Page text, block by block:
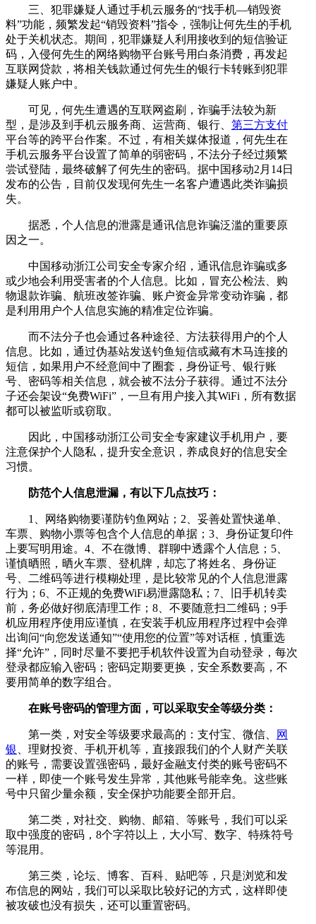
三、犯罪嫌疑人通过手机云服务的“找手机—销毁资
料”功能，频繁发起“销毁资料”指令，强制让何先生的手机
处于关机状态。期间，犯罪嫌疑人利用接收到的短信验证
码，入侵何先生的网络购物平台账号用白条消费，再发起
互联网贷款，将相关钱款通过何先生的银行卡转账到犯罪
嫌疑人账户中。
可见，何先生遭遇的互联网盗刷，诈骗手法较为新
型，是涉及到手机云服务商、运营商、银行、 第三方支付
平台等的跨平台作案。不过，有相关媒体报道，何先生在
手机云服务平台设置了简单的弱密码，不法分子经过频繁
尝试登陆，最终破解了何先生的密码。据中国移动2月14日
发布的公告，目前仅发现何先生一名客户遭遇此类诈骗损
失。
据悉，个人信息的泄露是通讯信息诈骗泛滥的重要原
因之一。
中国移动浙江公司安全专家介绍，通讯信息诈骗或多
或少地会利用受害者的个人信息。比如，冒充公检法、购
物退款诈骗、航班改签诈骗、账户资金异常变动诈骗，都
是利用用户个人信息实施的精准定位诈骗。
而不法分子也会通过各种途径、方法获得用户的个人
信息。比如，通过伪基站发送钓鱼短信或藏有木马连接的
短信，如果用户不经意间中了圈套，身份证号、银行账
号、密码等相关信息，就会被不法分子获得。通过不法分
子还会架设“免费WiFi”，一旦有用户接入其WiFi，所有数据
都可以被监听或窃取。
因此，中国移动浙江公司安全专家建议手机用户，要
注意保护个人隐私，提升安全意识，养成良好的信息安全
习惯。
防范个人信息泄漏，有以下几点技巧：
1、网络购物要谨防钓鱼网站；2、妥善处置快递单、
车票、购物小票等包含个人信息的单据；3、身份证复印件
上要写明用途。4、不在微博、群聊中透露个人信息；5、
谨慎晒照，晒火车票、登机牌，却忘了将姓名、身份证
号、二维码等进行模糊处理，是比较常见的个人信息泄露
行为；6、不正规的免费WiFi易泄露隐私；7、旧手机转卖
前，务必做好彻底清理工作；8、不要随意扫二维码；9手
机应用程序使用应谨慎，在安装手机应用程序过程中会弹
出询问“向您发送通知”“使用您的位置”等对话框，慎重选
择“允许”，同时尽量不要把手机软件设置为自动登录，每次
登录都应输入密码；密码定期要更换，安全系数要高，不
要用简单的数字组合。
在账号密码的管理方面，可以采取安全等级分类：
第一类，对安全等级要求最高的：支付宝、微信、
网
银
、理财投资、手机开机等，直接跟我们的个人财产关联
的账号，需要设置强密码，最好金融支付类的账号密码不
一样，即使一个账号发生异常，其他账号能幸免。这些账
号中只留少量余额，安全保护功能要全部开启。
第二类，对社交、购物、邮箱、等账号，我们可以采
取中强度的密码，8个字符以上，大小写、数字、特殊符号
等混用。
第三类，论坛、博客、百科、贴吧等，只是浏览和发
布信息的网站，我们可以采取比较好记的方式，这样即使
被攻破也没有损失，还可以重置密码。